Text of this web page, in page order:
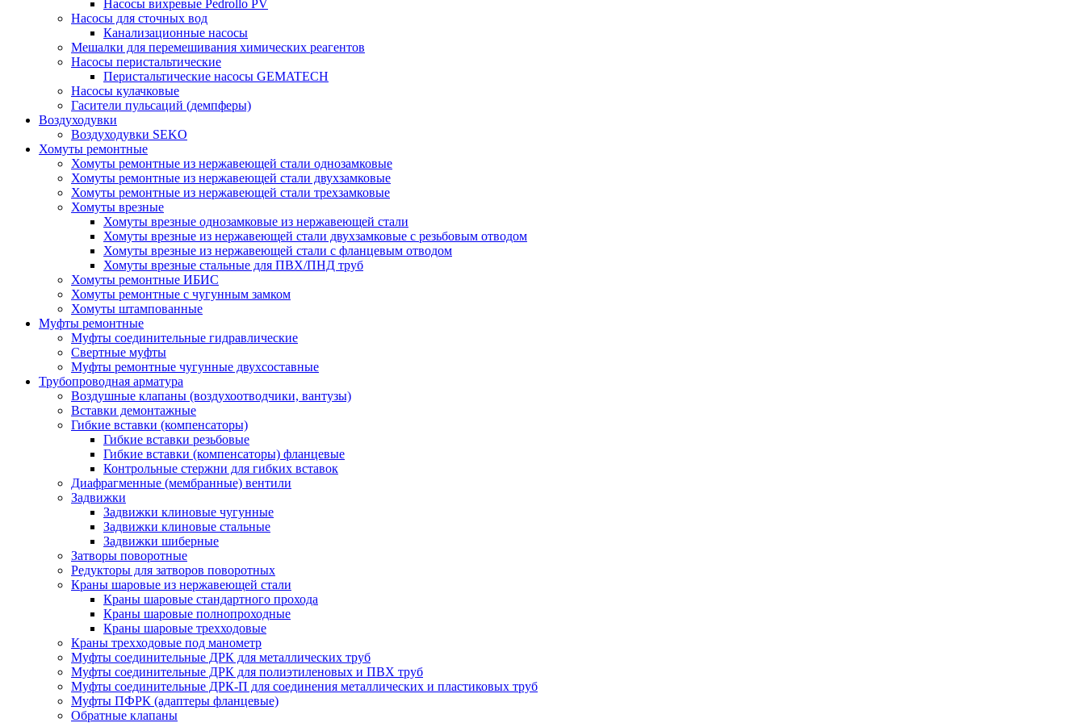
Насосы вихревые Pedrollo PV
Насосы для сточных вод
Канализационные насосы
Мешалки для перемешивания химических реагентов
Насосы перистальтические
Перистальтические насосы GEMATECH
Насосы кулачковые
Гасители пульсаций (демпферы)
Воздуходувки
Воздуходувки SEKO
Хомуты ремонтные
Хомуты ремонтные из нержавеющей стали однозамковые
Хомуты ремонтные из нержавеющей стали двухзамковые
Хомуты ремонтные из нержавеющей стали трехзамковые
Хомуты врезные
Хомуты врезные однозамковые из нержавеющей стали
Хомуты врезные из нержавеющей стали двухзамковые с резьбовым отводом
Хомуты врезные из нержавеющей стали с фланцевым отводом
Хомуты врезные стальные для ПВХ/ПНД труб
Хомуты ремонтные ИБИС
Хомуты ремонтные с чугунным замком
Хомуты штампованные
Муфты ремонтные
Муфты соединительные гидравлические
Свертные муфты
Муфты ремонтные чугунные двухсоставные
Трубопроводная арматура
Воздушные клапаны (воздухоотводчики, вантузы)
Вставки демонтажные
Гибкие вставки (компенсаторы)
Гибкие вставки резьбовые
Гибкие вставки (компенсаторы) фланцевые
Контрольные стержни для гибких вставок
Диафрагменные (мембранные) вентили
Задвижки
Задвижки клиновые чугунные
Задвижки клиновые стальные
Задвижки шиберные
Затворы поворотные
Редукторы для затворов поворотных
Краны шаровые из нержавеющей стали
Краны шаровые стандартного прохода
Краны шаровые полнопроходные
Краны шаровые трехходовые
Краны трехходовые под манометр
Муфты соединительные ДРК для металлических труб
Муфты соединительные ДРК для полиэтиленовых и ПВХ труб
Муфты соединительные ДРК-П для соединения металлических и пластиковых труб
Муфты ПФРК (адаптеры фланцевые)
Обратные клапаны